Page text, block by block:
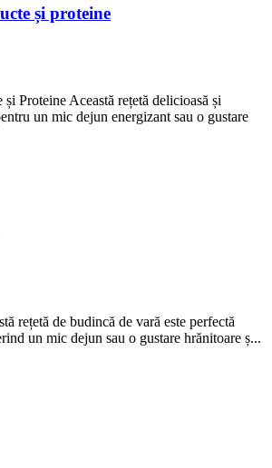
și proteine
Proteine Această rețetă delicioasă și
un mic dejun energizant sau o gustare
rețetă de budincă de vară este perfectă
un mic dejun sau o gustare hrănitoare ș...